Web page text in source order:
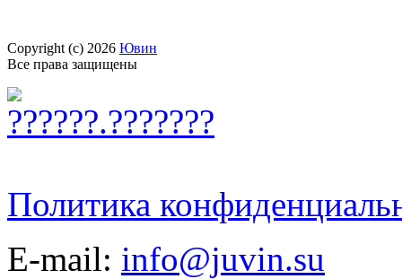
Copyright (c) 2026 Ювин
Все права защищены
Политика
E-mail: info@juvin.su